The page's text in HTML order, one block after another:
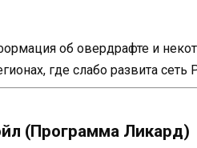
об овердрафте и
где слабо развита
(Программа Ликард)